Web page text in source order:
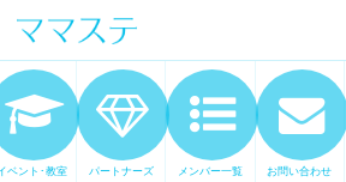
信します。 手づくり
ママステ スキル・セ
たいママが集まって
ます。
ベント･教室 パートナーズ メンバー一覧 お問い合わせ